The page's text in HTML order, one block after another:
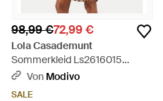
98,99 €72,99 €
Lola Casademunt
Sommerkleid Ls2616015
Regular Fit - Braun
Von Modivo
SALE